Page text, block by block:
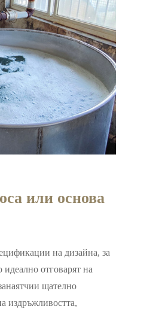
или основа
на дизайна, за
идеално отговарят на
щателно
издръжливостта,